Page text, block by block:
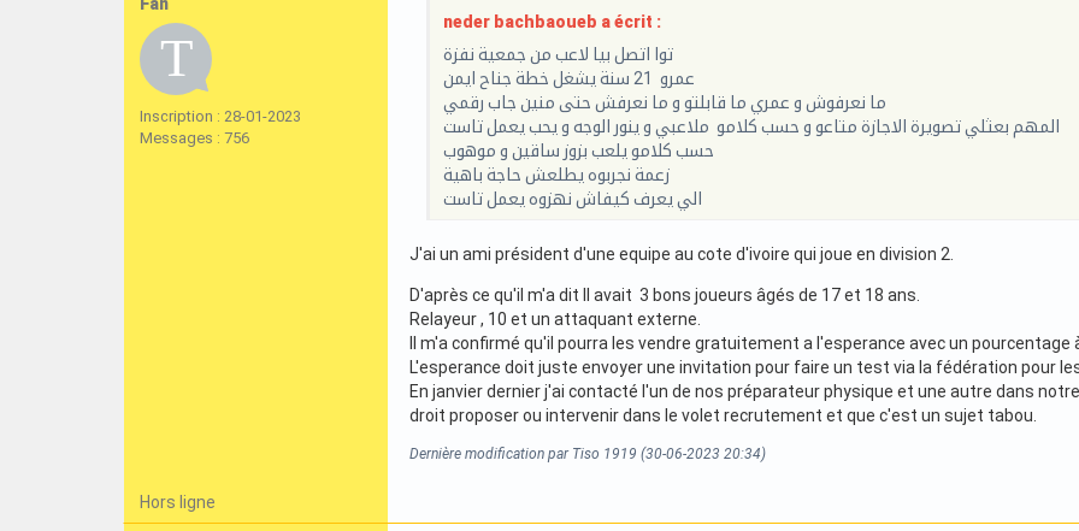
Fan
Inscription : 28-01-2023
Messages : 756
neder bachbaoueb a écrit :
توا اتصل بيا لاعب من جمعية نفزة
عمرو 21 سنة يشغل خطة جناح ايمن
ما نعرفوش و عمري ما قابلتو و ما نعرفش حتى منين جاب رقمي
المهم بعثلي تصويرة الاجازة متاعو و حسب كلامو ملاعبي و ينور الوجه و يحب يعمل تاست
حسب كلامو يلعب بزوز ساقين و موهوب
زعمة نجربوه يطلعش حاجة باهية
الي يعرف كيفاش نهزوه يعمل تاست
J'ai un ami président d'une equipe au cote d'ivoire qui joue en division 2.
D'après ce qu'il m'a dit Il avait 3 bons joueurs âgés de 17 et 18 ans.
Relayeur , 10 et un attaquant externe.
Il m'a confirmé qu'il pourra les vendre gratuitement a l'esperance avec un pourcentage
L'esperance doit juste envoyer une invitation pour faire un test via la fédération pour
En janvier dernier j'ai contacté l'un de nos préparateur physique et une autre dans
droit proposer ou intervenir dans le volet recrutement et que c'est un sujet tabou.
Dernière modification par Tiso 1919 (30-06-2023 20:34)
Hors ligne